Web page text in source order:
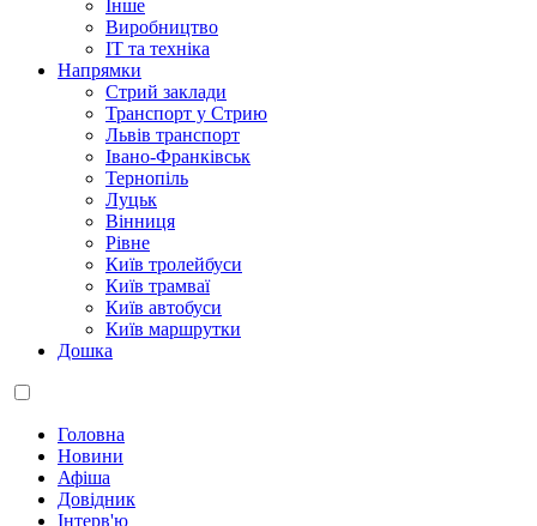
Інше
Виробництво
IT та техніка
Напрямки
Стрий заклади
Транспорт у Стрию
Львів транспорт
Івано-Франківськ
Тернопіль
Луцьк
Вінниця
Рівне
Київ тролейбуси
Київ трамваї
Київ автобуси
Київ маршрутки
Дошка
Головна
Новини
Афіша
Довідник
Інтерв'ю